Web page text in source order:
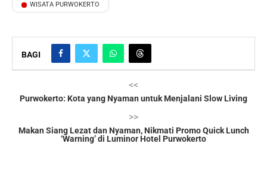
WISATA PURWOKERTO
BAGI
<<
Purwokerto: Kota yang Nyaman untuk Menjalani Slow Living
>>
Makan Siang Lezat dan Nyaman, Nikmati Promo Quick Lunch
‘Warning’ di Luminor Hotel Purwokerto